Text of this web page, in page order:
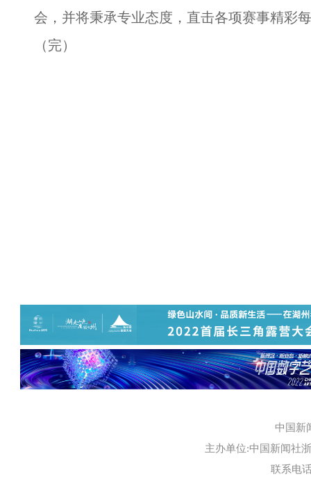
会，并将秉承专业态度，直击各项赛事精彩
（完）
中国新
主办单位:中国新闻社
联系电